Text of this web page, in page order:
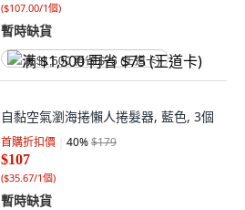
($107.00/1個)
暫時缺貨
满 $1,500 再省 $75 (王道卡)
自黏空氣瀏海捲懶人捲髮器, 藍色, 3個
首購折扣價 40%$179
$107
($35.67/1個)
暫時缺貨